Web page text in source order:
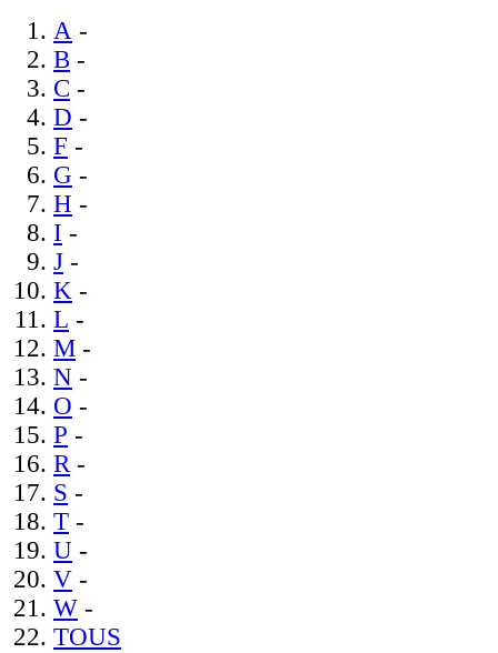
A -
B -
C -
D -
F -
G -
H -
I -
J -
K -
L -
M -
N -
O -
P -
R-
S -
T -
U -
V -
W -
TOUS